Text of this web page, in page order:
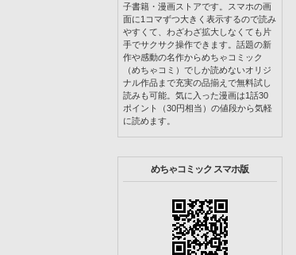
子書籍・漫画ストアです。スマホの画
面に1コマずつ大きく表示するので読み
やすくて、わざわざ拡大しなくても片
手でサクサク操作できます。話題の新
作や感動の名作からめちゃコミック
（めちゃコミ）でしか読めないオリジ
ナル作品まで充実の品揃えで無料試し
読みも可能。気に入った漫画は1話30
ポイント（30円相当）の値段から気軽
に読めます。
めちゃコミック スマホ版